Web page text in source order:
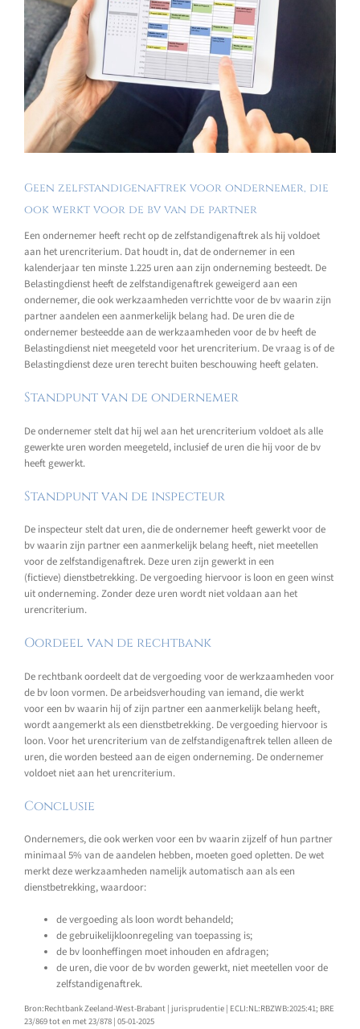
Geen zelfstandigenaftrek voor ondernemer, die
ook werkt voor de bv van de partner
Een ondernemer heeft recht op de zelfstandigenaftrek als hij voldoet
aan het urencriterium. Dat houdt in, dat de ondernemer in een
kalenderjaar ten minste 1.225 uren aan zijn onderneming besteedt. De
Belastingdienst heeft de zelfstandigenaftrek geweigerd aan een
ondernemer, die ook werkzaamheden verrichtte voor de bv waarin zijn
partner aandelen een aanmerkelijk belang had. De uren die de
ondernemer besteedde aan de werkzaamheden voor de bv heeft de
Belastingdienst niet meegeteld voor het urencriterium. De vraag is of de
Belastingdienst deze uren terecht buiten beschouwing heeft gelaten.
Standpunt van de ondernemer
De ondernemer stelt dat hij wel aan het urencriterium voldoet als alle
gewerkte uren worden meegeteld, inclusief de uren die hij voor de bv
heeft gewerkt.
Standpunt van de inspecteur
De inspecteur stelt dat uren, die de ondernemer heeft gewerkt voor de
bv waarin zijn partner een aanmerkelijk belang heeft, niet meetellen
voor de zelfstandigenaftrek. Deze uren zijn gewerkt in een
(fictieve) dienstbetrekking. De vergoeding hiervoor is loon en geen winst
uit onderneming. Zonder deze uren wordt niet voldaan aan het
urencriterium.
Oordeel van de rechtbank
De rechtbank oordeelt dat de vergoeding voor de werkzaamheden voor
de bv loon vormen. De arbeidsverhouding van iemand, die werkt
voor een bv waarin hij of zijn partner een aanmerkelijk belang heeft,
wordt aangemerkt als een dienstbetrekking. De vergoeding hiervoor is
loon. Voor het urencriterium van de zelfstandigenaftrek tellen alleen de
uren, die worden besteed aan de eigen onderneming. De ondernemer
voldoet niet aan het urencriterium.
Conclusie
Ondernemers, die ook werken voor een bv waarin zijzelf of hun partner
minimaal 5% van de aandelen hebben, moeten goed opletten. De wet
merkt deze werkzaamheden namelijk automatisch aan als een
dienstbetrekking, waardoor:
de vergoeding als loon wordt behandeld;
de gebruikelijkloonregeling van toepassing is;
de bv loonheffingen moet inhouden en afdragen;
de uren, die voor de bv worden gewerkt, niet meetellen voor de
zelfstandigenaftrek.
Bron:Rechtbank Zeeland-West-Brabant | jurisprudentie | ECLI:NL:RBZWB:2025:41; BRE
23/869 tot en met 23/878 | 05-01-2025